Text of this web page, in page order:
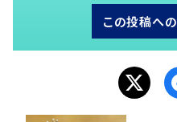
この投稿へ